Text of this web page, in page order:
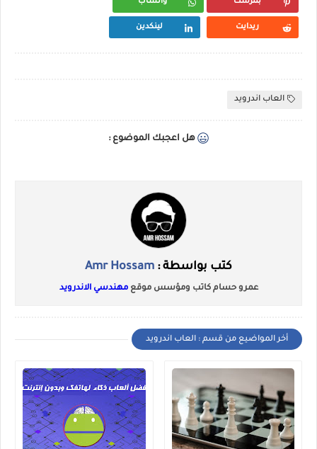
ريدايت لينكدين
العاب اندرويد
هل اعجبك الموضوع :
كتب بواسطة : Amr Hossam
عمرو حسام كاتب ومؤسس موقعمهندسي الاندرويد
أخر المواضيع من قسم : العاب اندرويد